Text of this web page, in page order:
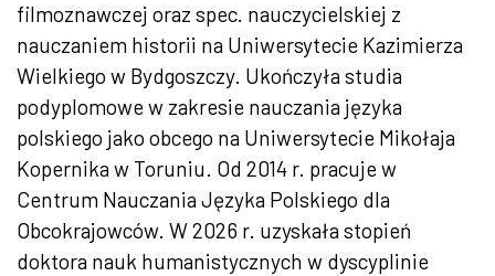
filmoznawczej oraz spec. nauczycielskiej z
nauczaniem historii na Uniwersytecie Kazimierza
Wielkiego w Bydgoszczy. Ukończyła studia
podyplomowe w zakresie nauczania języka
polskiego jako obcego na Uniwersytecie Mikołaja
Kopernika w Toruniu. Od 2014 r. pracuje w
Centrum Nauczania Języka Polskiego dla
Obcokrajowców. W 2026 r. uzyskała stopień
doktora nauk humanistycznych w dyscyplinie